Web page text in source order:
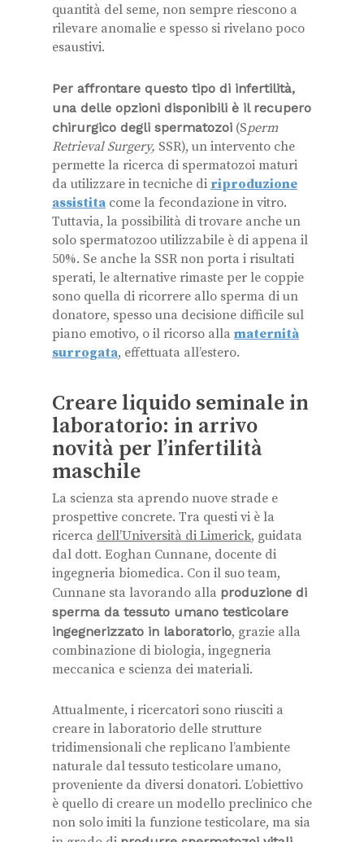
quantità del seme, non sempre riescono a
rilevare anomalie e spesso si rivelano poco
esaustivi.
Per affrontare questo tipo di infertilità,
una delle opzioni disponibili è il recupero
chirurgico degli spermatozoi (Sperm
Retrieval Surgery, SSR), un intervento che
permette la ricerca di spermatozoi maturi
da utilizzare in tecniche di riproduzione
assistita come la fecondazione in vitro.
Tuttavia, la possibilità di trovare anche un
solo spermatozoo utilizzabile è di appena il
50%. Se anche la SSR non porta i risultati
sperati, le alternative rimaste per le coppie
sono quella di ricorrere allo sperma di un
donatore, spesso una decisione difficile sul
piano emotivo, o il ricorso alla maternità
surrogata, effettuata all’estero.
Creare liquido seminale in
laboratorio: in arrivo
novità per l’infertilità
maschile
La scienza sta aprendo nuove strade e
prospettive concrete. Tra questi vi è la
ricerca dell’Università di Limerick, guidata
dal dott. Eoghan Cunnane, docente di
ingegneria biomedica. Con il suo team,
Cunnane sta lavorando alla produzione di
sperma da tessuto umano testicolare
ingegnerizzato in laboratorio, grazie alla
combinazione di biologia, ingegneria
meccanica e scienza dei materiali.
Attualmente, i ricercatori sono riusciti a
creare in laboratorio delle strutture
tridimensionali che replicano l’ambiente
naturale dal tessuto testicolare umano,
proveniente da diversi donatori. L’obiettivo
è quello di creare un modello preclinico che
non solo imiti la funzione testicolare, ma sia